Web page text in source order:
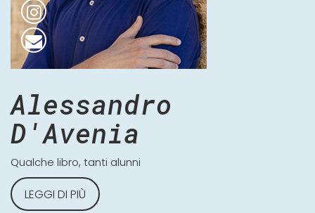
Alessandro
D'Avenia
Qualche libro, tanti alunni
LEGGI DI PIÙ